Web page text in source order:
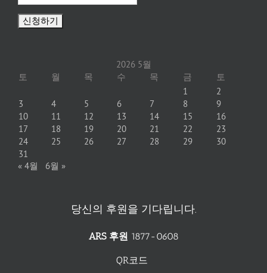
2026 5월
토 월 목 수 목 금 토
1
2
3
4 5 6 7 8
9
10
11 12 13 14 15
16
17
18 19 20 21 22
23
24
25 26 27 28 29
30
31
« 4월
6월 »
당신의 후원을 기다립니다.
ARS 후원 1877-0608
QR코드